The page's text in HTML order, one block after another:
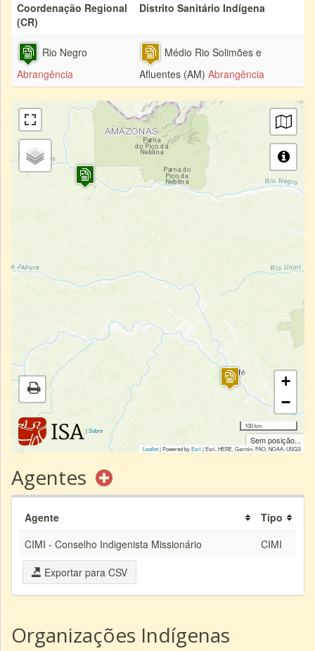
Coordenação Regional
(CR)
Distrito Sanitário Indígena
Rio Negro
Abrangência
Médio Rio Solimões e
Afluentes (AM) Abrangência
|Sobre
+
−
100 km
Sem posição...
Leaflet| Powered byEsri|Esri, HERE, Garmin, FAO, NOAA, USGS
Agentes
Agente
Tipo
CIMI - Conselho Indigenista Missionário
CIMI
Exportar para CSV
Organizações Indígenas